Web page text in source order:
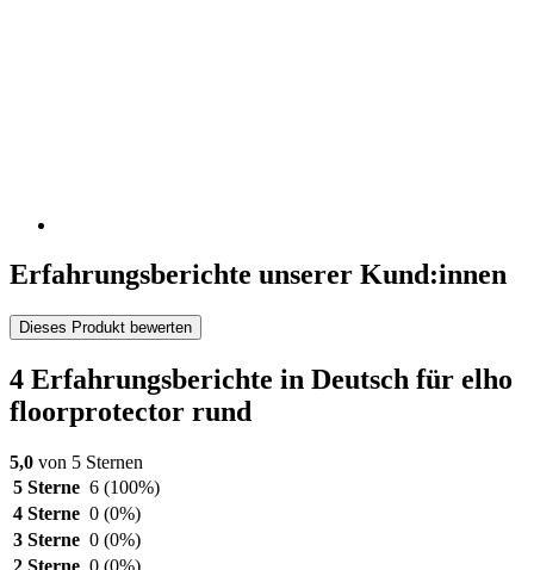
Erfahrungsberichte unserer Kund:innen
Dieses Produkt bewerten
4 Erfahrungsberichte in Deutsch für elho
floorprotector rund
5,0 von 5 Sternen
5 Sterne 6 (100%)
4 Sterne 0 (0%)
3 Sterne 0 (0%)